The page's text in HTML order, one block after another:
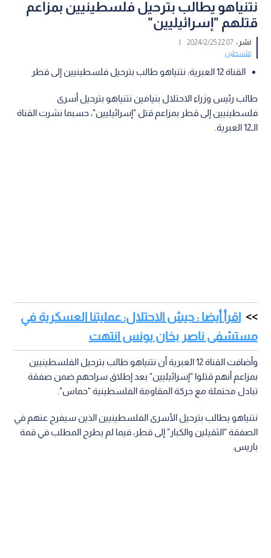
نتنياهو يطالب بترحيل فلسطينيين بمزاعم
قتلهم "إسرائيليين"
نشر :22:07 2024/2/25
|
فلسطين
القناة 12 العبرية: نتنياهو طالب بترحيل فلسطينيين إلى قطر
طالب رئيس وزراء الاحتلال بنيامين نتنياهو بترحيل أسرى
فلسطينيين إلى قطر بمزاعم قتل "إسرائيليين"، حسبما نشرت القناة
الـ12 العبرية.
اقرأ أيضا : جيش الاحتلال: عمليتنا العسكرية في
مستشفى ناصر بخان يونس انتهت
وأضافت القناة 12 العبرية أن نتنياهو طالب بترحيل الفلسطينيين
بمزاعم أنهم قتلوا "إسرائيليين" بعد إطلاق سراحهم ضمن صفقة
تبادل محتملة مع حركة المقاومة الفلسطينية "حماس".
نتنياهو يطالب بترحيل الأسرى الفلسطينيين الذين سيفرج عنهم في
الصفقة "الثقيلين والكبار" إلى قطر، فيما لم يطرح المطلب في قمة
باريس.